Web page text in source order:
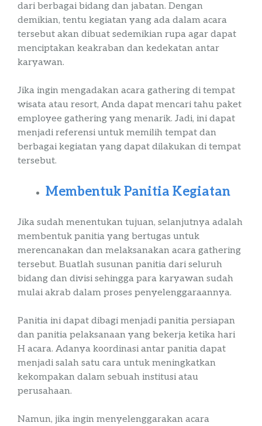
dari berbagai bidang dan jabatan. Dengan
demikian, tentu kegiatan yang ada dalam acara
tersebut akan dibuat sedemikian rupa agar dapat
menciptakan keakraban dan kedekatan antar
karyawan.
Jika ingin mengadakan acara gathering di tempat
wisata atau resort, Anda dapat mencari tahu paket
employee gathering yang menarik. Jadi, ini dapat
menjadi referensi untuk memilih tempat dan
berbagai kegiatan yang dapat dilakukan di tempat
tersebut.
Membentuk Panitia Kegiatan
Jika sudah menentukan tujuan, selanjutnya adalah
membentuk panitia yang bertugas untuk
merencanakan dan melaksanakan acara gathering
tersebut. Buatlah susunan panitia dari seluruh
bidang dan divisi sehingga para karyawan sudah
mulai akrab dalam proses penyelenggaraannya.
Panitia ini dapat dibagi menjadi panitia persiapan
dan panitia pelaksanaan yang bekerja ketika hari
H acara. Adanya koordinasi antar panitia dapat
menjadi salah satu cara untuk meningkatkan
kekompakan dalam sebuah institusi atau
perusahaan.
Namun, jika ingin menyelenggarakan acara